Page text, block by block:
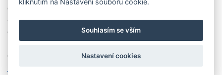
08:00 - 17:00
Čt:
08:00 - 17:00
08:00 - 17:00
Souhlasím se vším
Nastavení cookies